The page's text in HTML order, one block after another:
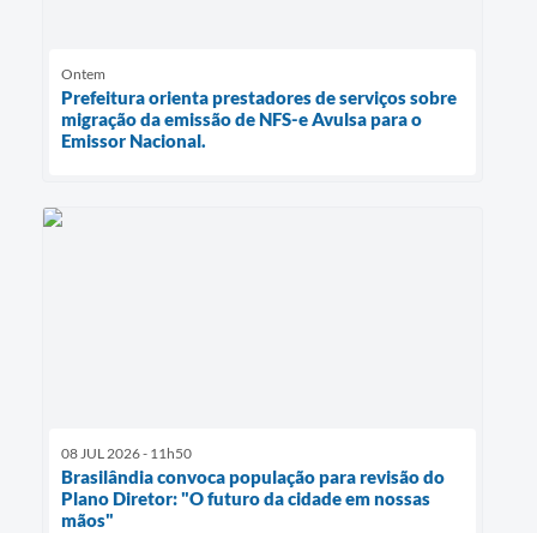
Ontem
Prefeitura orienta prestadores de serviços sobre
migração da emissão de NFS-e Avulsa para o
Emissor Nacional.
08 JUL 2026 - 11h50
Brasilândia convoca população para revisão do
Plano Diretor: "O futuro da cidade em nossas
mãos"